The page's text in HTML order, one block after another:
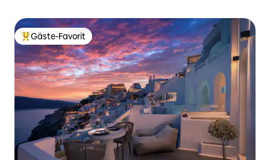
Beliebter Gäste-Favorit.
Gäste-Favorit